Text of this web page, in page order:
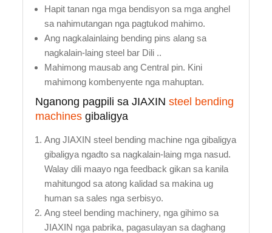
Hapit tanan nga mga bendisyon sa mga anghel
sa nahimutangan nga pagtukod mahimo.
Ang nagkalainlaing bending pins alang sa
nagkalain-laing steel bar Dili ..
Mahimong mausab ang Central pin. Kini
mahimong kombenyente nga mahuptan.
Nganong pagpili sa JIAXINsteel bending
machines gibaligya
Ang JIAXIN steel bending machine nga gibaligya
gibaligya ngadto sa nagkalain-laing mga nasud.
Walay dili maayo nga feedback gikan sa kanila
mahitungod sa atong kalidad sa makina ug
human sa sales nga serbisyo.
Ang steel bending machinery, nga gihimo sa
JIAXIN nga pabrika, pagasulayan sa daghang